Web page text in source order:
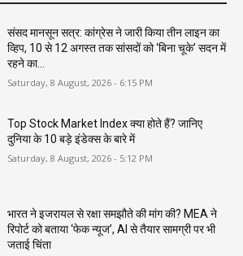
संसद मानसून सत्र: कांग्रेस ने जारी किया तीन लाइन का
व्हिप, 10 से 12 अगस्त तक सांसदों को ‘बिना चूके’ सदन में
रहने का...
Saturday, 8 August, 2026 - 6:15 PM
Top Stock Market Index क्या होते हैं? जानिए
दुनिया के 10 बड़े इंडेक्स के बारे में
Saturday, 8 August, 2026 - 5:12 PM
भारत ने इजरायल से रक्षा समझौते की मांग की? MEA ने
रिपोर्ट को बताया ‘फेक न्यूज’, AI से तैयार सामग्री पर भी
जताई चिंता